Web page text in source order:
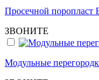
Просечной поропласт
ЗВОНИТЕ
Модульные